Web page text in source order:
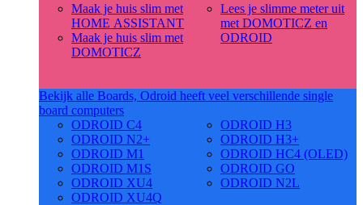
Maak je huis slim met
HOME ASSISTANT
Maak je huis slim met
DOMOTICZ
Lees je slimme meter uit
met DOMOTICZ en
ODROID
Bekijk alle Boards, Odroid heeft veel verschillende single
board computers
ODROID C4
ODROID N2+
ODROID M1
ODROID M1S
ODROID XU4
ODROID XU4Q
ODROID H3
ODROID H3+
ODROID HC4 (OLED)
ODROID GO
ODROID N2L